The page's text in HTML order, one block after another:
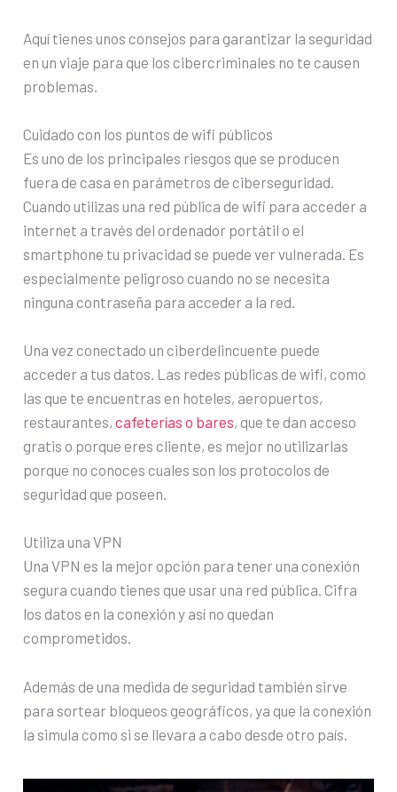
Aquí tienes unos consejos para garantizar la seguridad
en un viaje para que los cibercriminales no te causen
problemas.
Cuidado con los puntos de wifi públicos
Es uno de los principales riesgos que se producen
fuera de casa en parámetros de ciberseguridad.
Cuando utilizas una red pública de wifi para acceder a
internet a través del ordenador portátil o el
smartphone tu privacidad se puede ver vulnerada. Es
especialmente peligroso cuando no se necesita
ninguna contraseña para acceder a la red.
Una vez conectado un ciberdelincuente puede
acceder a tus datos. Las redes públicas de wifi, como
las que te encuentras en hoteles, aeropuertos,
restaurantes,cafeterías o bares, que te dan acceso
gratis o porque eres cliente, es mejor no utilizarlas
porque no conoces cuales son los protocolos de
seguridad que poseen.
Utiliza una VPN
Una VPN es la mejor opción para tener una conexión
segura cuando tienes que usar una red pública. Cifra
los datos en la conexión y así no quedan
comprometidos.
Además de una medida de seguridad también sirve
para sortear bloqueos geográficos, ya que la conexión
la simula como si se llevara a cabo desde otro país.